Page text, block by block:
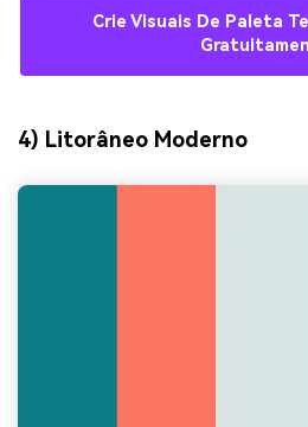
Crie Visuais De Paleta
4) Litorâneo Moderno